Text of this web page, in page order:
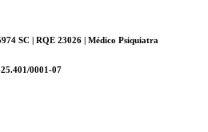
SC | RQE 23026 | Médico Psiquiatra
0001-07